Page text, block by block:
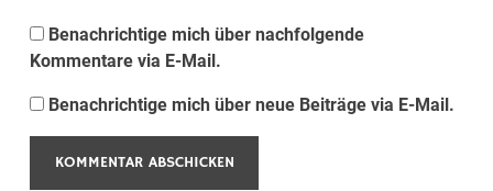
Benachrichtige mich über nachfolgende
Kommentare via E-Mail.
Benachrichtige mich über neue Beiträge via E-Mail.